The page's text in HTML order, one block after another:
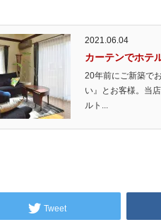
2021.06.04
カーテンでホテ
20年前にご新築で
い』とお客様。当
ルト...
Tweet